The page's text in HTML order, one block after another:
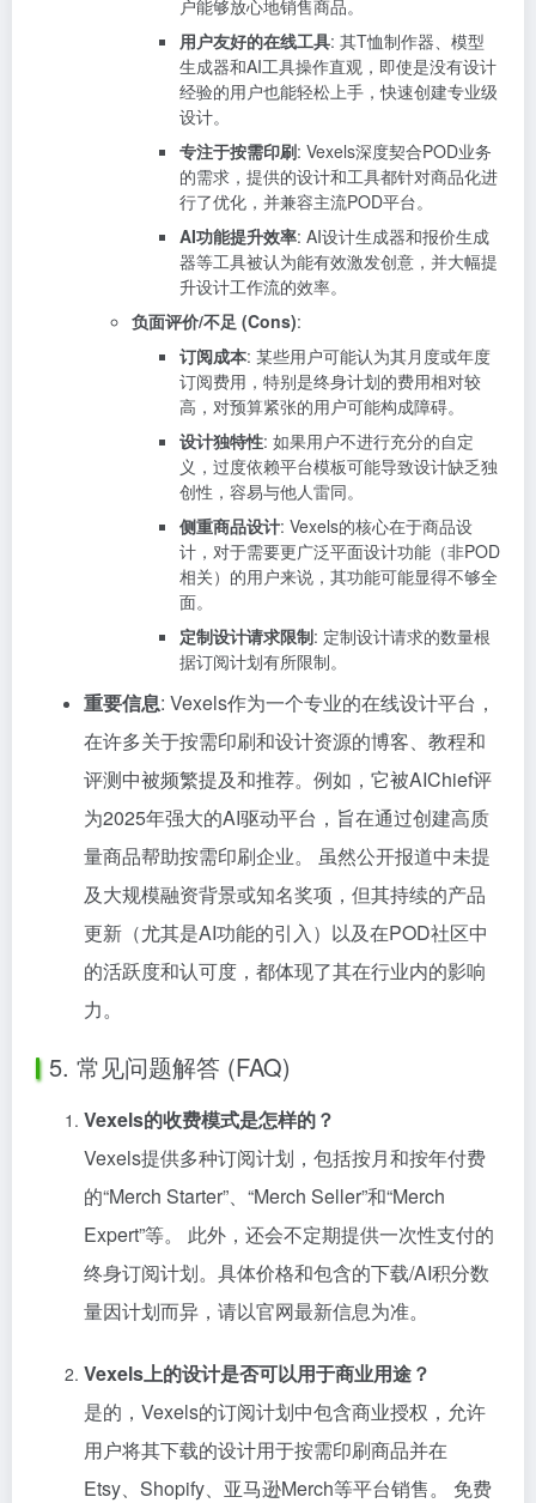
户能够放心地销售商品。
用户友好的在线工具: 其T恤制作器、模型
生成器和AI工具操作直观，即使是没有设计
经验的用户也能轻松上手，快速创建专业级
设计。
专注于按需印刷: Vexels深度契合POD业务
的需求，提供的设计和工具都针对商品化进
行了优化，并兼容主流POD平台。
AI功能提升效率: AI设计生成器和报价生成
器等工具被认为能有效激发创意，并大幅提
升设计工作流的效率。
负面评价/不足 (Cons):
订阅成本: 某些用户可能认为其月度或年度
订阅费用，特别是终身计划的费用相对较
高，对预算紧张的用户可能构成障碍。
设计独特性: 如果用户不进行充分的自定
义，过度依赖平台模板可能导致设计缺乏独
创性，容易与他人雷同。
侧重商品设计: Vexels的核心在于商品设
计，对于需要更广泛平面设计功能（非POD
相关）的用户来说，其功能可能显得不够全
面。
定制设计请求限制: 定制设计请求的数量根
据订阅计划有所限制。
重要信息: Vexels作为一个专业的在线设计平台，
在许多关于按需印刷和设计资源的博客、教程和
评测中被频繁提及和推荐。例如，它被AIChief评
为2025年强大的AI驱动平台，旨在通过创建高质
量商品帮助按需印刷企业。 虽然公开报道中未提
及大规模融资背景或知名奖项，但其持续的产品
更新（尤其是AI功能的引入）以及在POD社区中
的活跃度和认可度，都体现了其在行业内的影响
力。
5. 常见问题解答 (FAQ)
Vexels的收费模式是怎样的？
Vexels提供多种订阅计划，包括按月和按年付费
的“Merch Starter”、“Merch Seller”和“Merch
Expert”等。 此外，还会不定期提供一次性支付的
终身订阅计划。具体价格和包含的下载/AI积分数
量因计划而异，请以官网最新信息为准。
Vexels上的设计是否可以用于商业用途？
是的，Vexels的订阅计划中包含商业授权，允许
用户将其下载的设计用于按需印刷商品并在
Etsy、Shopify、亚马逊Merch等平台销售。 免费